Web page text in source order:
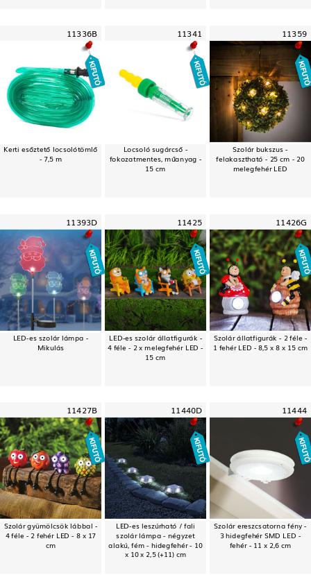
11336B
Kerti esőztető locsolótömlő
- 7,5 m
11341
Locsoló sugárcső -
fokozatmentes, műanyag -
15 cm
11359
Szolár bukszus -
felakasztható - 25 cm - 20
melegfehér LED
11393D
LED-es szolár lámpa -
Mikulás
11425
LED-es szolár állatfigurák -
4 féle - 2 x melegfehér LED -
15 cm
11426G
Szolár állatfigurák - 2 féle -
1 fehér LED - 8,5 x 8 x 15 cm
11427B
Szolár gyümölcsök lábbal -
4 féle - 2 fehér LED - 8 x 17
cm
11440D
LED-es leszúrható / fali
szolár lámpa - négyzet
alakú, fém - hidegfehér - 10
x 10 x 2,5 (+11) cm
11444
Szolár ereszcsatorna fény -
3 hidegfehér SMD LED -
fehér - 11 x 2,6 cm